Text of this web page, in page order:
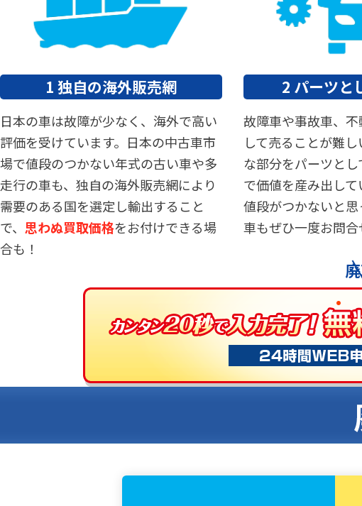
1 独自の海外販売網
日本の車は故障が少なく、海外で高い
評価を受けています。日本の中古車市
場で値段のつかない年式の古い車や多
走行の車も、独自の海外販売網により
需要のある国を選定し輸出すること
で、 思わぬ買取価格をお付けできる場
合も！
2 パーツと
故障車や事故車、
して売ることが難
な部分をパーツと
で価値を産み出して
値段がつかないと
車もぜひ一度お問合